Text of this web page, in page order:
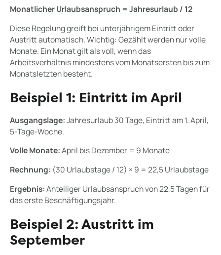
Monatlicher Urlaubsanspruch = Jahresurlaub / 12
Diese Regelung greift bei unterjährigem Eintritt oder
Austritt automatisch. Wichtig: Gezählt werden nur volle
Monate. Ein Monat gilt als voll, wenn das
Arbeitsverhältnis mindestens vom Monatsersten bis zum
Monatsletzten besteht.
Beispiel 1: Eintritt im April
Ausgangslage:Jahresurlaub 30 Tage, Eintritt am 1. April,
5-Tage-Woche.
Volle Monate:April bis Dezember = 9 Monate
Rechnung: (30 Urlaubstage / 12) × 9 = 22,5 Urlaubstage
Ergebnis:Anteiliger Urlaubsanspruch von 22,5 Tagen für
das erste Beschäftigungsjahr.
Beispiel 2: Austritt im
September